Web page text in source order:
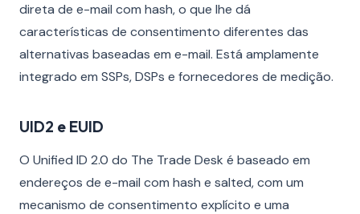
direta de e-mail com hash, o que lhe dá
características de consentimento diferentes das
alternativas baseadas em e-mail. Está amplamente
integrado em SSPs, DSPs e fornecedores de medição.
UID2 e EUID
O Unified ID 2.0 do The Trade Desk é baseado em
endereços de e-mail com hash e salted, com um
mecanismo de consentimento explícito e uma